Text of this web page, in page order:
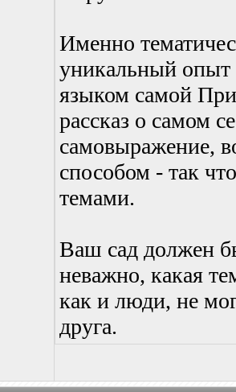
Именно
уникальный
языком самой
рассказ о самом
самовыражение,
способом - так
темами.
Ваш сад должен
неважно, какая
как и люди, не
друга.